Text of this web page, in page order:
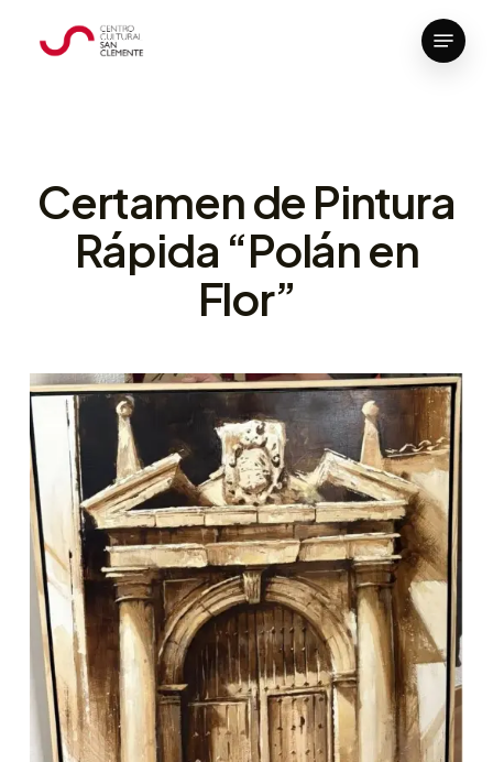
Menu
Certamen de Pintura
Rápida “Polán en
Flor”
Close